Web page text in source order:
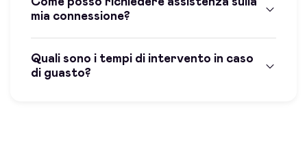
mia connessione?
Quali sono i tempi di intervento in caso
di guasto?